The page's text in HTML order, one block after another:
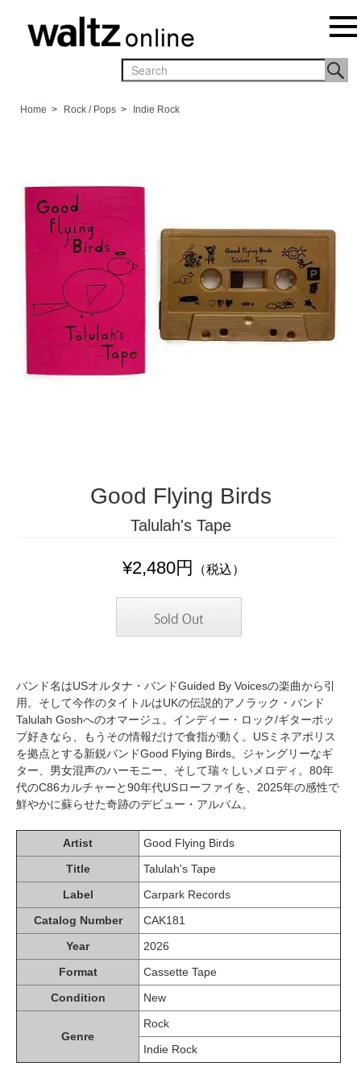
Home > Rock / Pops > Indie Rock
Good Flying Birds
Talulah's Tape
¥2,480円 （税込）
バンド名はUSオルタナ・バンドGuided By Voicesの楽曲から引
用。そして今作のタイトルはUKの伝説的アノラック・バンド
Talulah Goshへのオマージュ。インディー・ロック/ギターポッ
プ好きなら、もうその情報だけで食指が動く。USミネアポリス
を拠点とする新鋭バンドGood Flying Birds。ジャングリーなギ
ター、男女混声のハーモニー、そして瑞々しいメロディ。80年
代のC86カルチャーと90年代USローファイを、2025年の感性で
鮮やかに蘇らせた奇跡のデビュー・アルバム。
Artist
Good Flying Birds
Title
Talulah's Tape
Label
Carpark Records
Catalog Number
CAK181
Year
2026
Format
Cassette Tape
Condition
New
Genre
Rock
Indie Rock